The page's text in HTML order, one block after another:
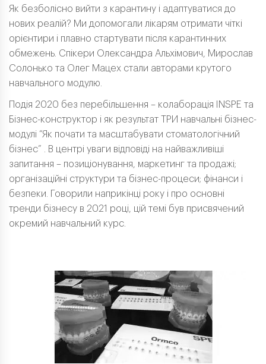
Як безболісно вийти з карантину і адаптуватися до
нових реалій? Ми допомогали лікарям отримати чіткі
орієнтири і плавно стартувати після карантинних
обмежень. Спікери Олександра Альхімович, Мирослав
Солонько та Олег Мацех стали авторами крутого
навчального модулю.
Подія 2020 без перебільшення – колаборація INSPE та
Бізнес-конструктор і як результат ТРИ навчальні бізнес-
модулі “Як почати та масштабувати стоматологічний
бізнес” . В центрі уваги відповіді на найважливіші
запитання – позиціонування, маркетинг та продажі;
організаційні структури та бізнес-процеси; фінанси і
безпеки. Говорили наприкінці року і про основні
тренди бізнесу в 2021 році, цій темі був присвячений
окремий навчальний курс.